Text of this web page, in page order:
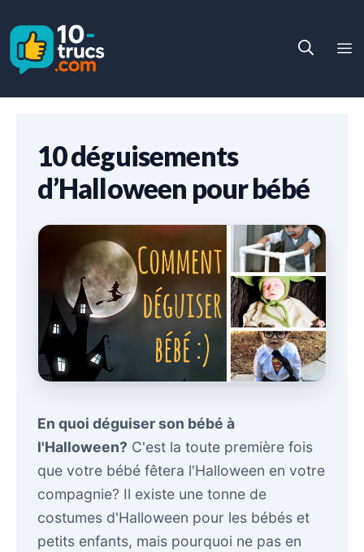
contenu
10 déguisements
d’Halloween pour bébé
En quoi déguiser son bébé à
l'Halloween? C'est la toute première fois
que votre bébé fêtera l'Halloween en votre
compagnie? Il existe une tonne de
costumes d'Halloween pour les bébés et
petits enfants, mais pourquoi ne pas en